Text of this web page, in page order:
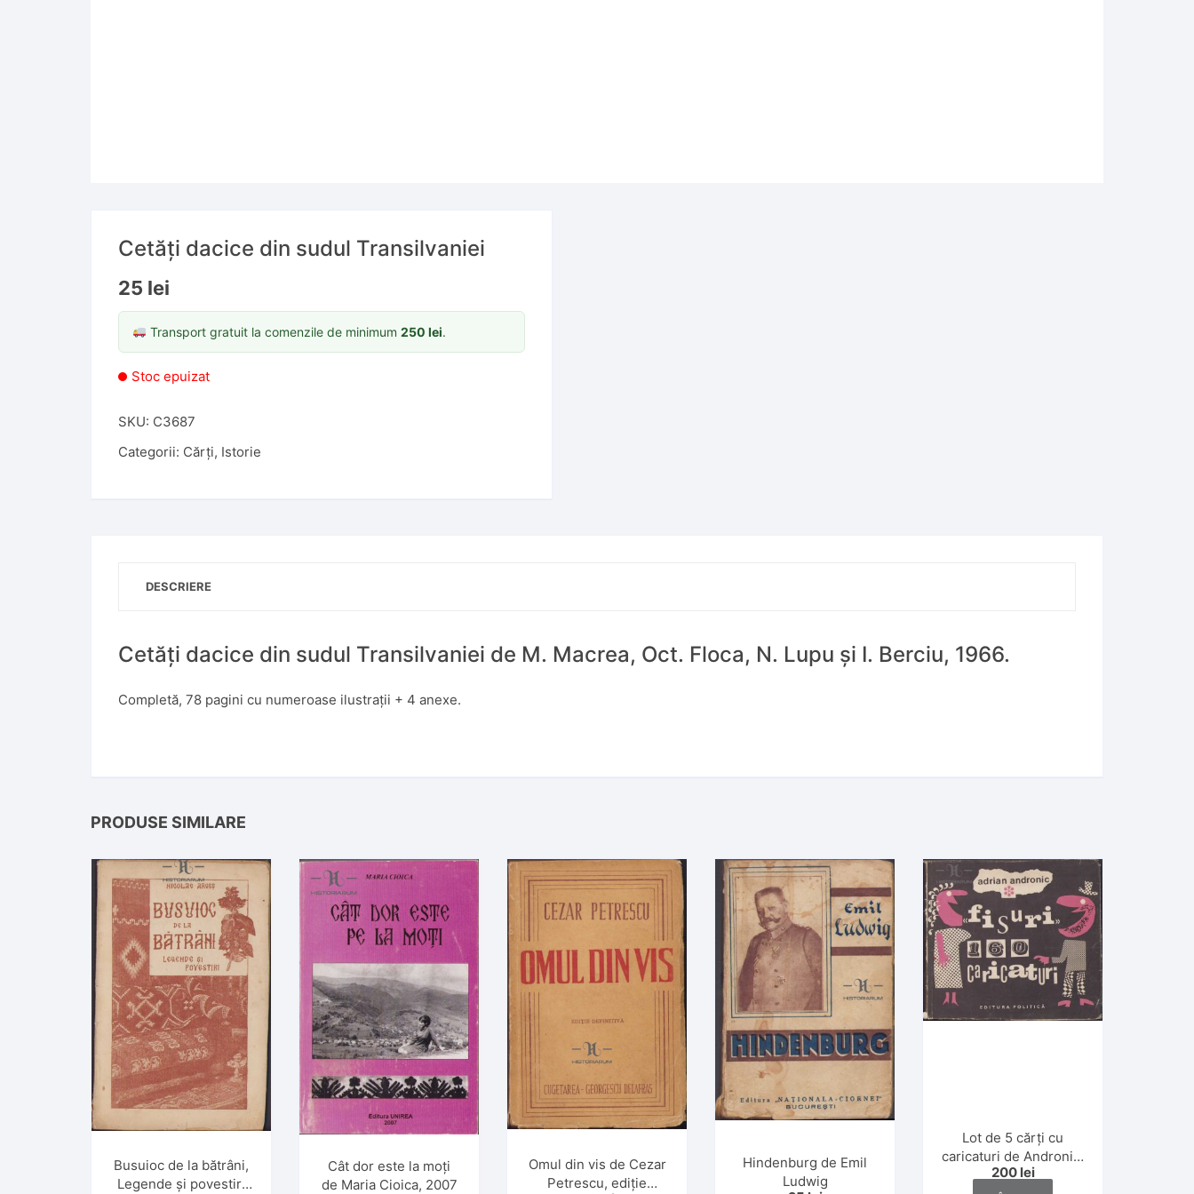
Cetăți dacice din sudul Transilvaniei
25 lei
Transport gratuit la comenzile de minimum 250 lei.
Stoc epuizat
SKU: C3687
Categorii: Cărți, Istorie
DESCRIERE
Cetăți dacice din sudul Transilvaniei de M. Macrea, Oct. Floca, N. Lupu și I. Berciu, 1966.
Completă, 78 pagini cu numeroase ilustrații + 4 anexe.
PRODUSE SIMILARE
Busuioc de la bătrâni,
Legende și povestiri
Cât dor este la moți
de Maria Cioica, 2007
Omul din vis de Cezar
Petrescu, ediție
Hindenburg de Emil
Ludwig
Lot de 5 cărți cu
caricaturi de Andronic,
Matty și alții
200 lei